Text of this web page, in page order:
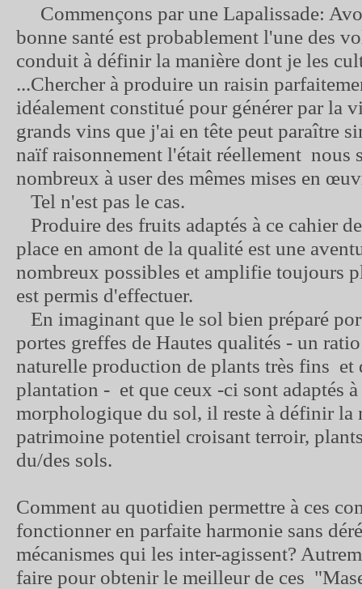
Commençons par une Lapalissade:
bonne santé est probablement l'une des
conduit à définir la manière dont je les
...Chercher à produire un raisin
idéalement constitué pour générer par
grands vins que j'ai en tête peut paraître
naïf raisonnement l'était réellement nous
nombreux à user des mêmes mises en
Tel n'est pas le cas.
Produire des fruits adaptés à ce cahier
place en amont de la qualité est une
nombreux possibles et amplifie toujours
est permis d'effectuer.
En imaginant que le sol bien préparé
portes greffes de Hautes qualités - un
naturelle production de plants très fins et
plantation - et que ceux -ci sont adaptés
morphologique du sol, il reste à définir la
patrimoine potentiel croisant terroir,
du/des sols.
Comment au quotidien permettre à ces
fonctionner en parfaite harmonie sans
mécanismes qui les inter-agissent?
faire pour obtenir le meilleur de ces